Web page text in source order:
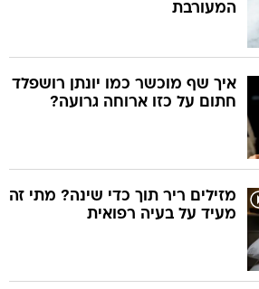
המעורבת
איך שף מוכשר כמו יונתן רושפלד
חתום על כזו ארוחה גרועה?
מזילים ריר תוך כדי שינה? מתי זה
מעיד על בעיה רפואית